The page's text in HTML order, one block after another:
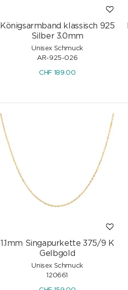
Königsarmband klassisch 925
Silber 3.0mm
Unisex Schmuck
AR-925-026
CHF189.00
1.1mm Singapurkette 375/9 K
Gelbgold
Unisex Schmuck
120661